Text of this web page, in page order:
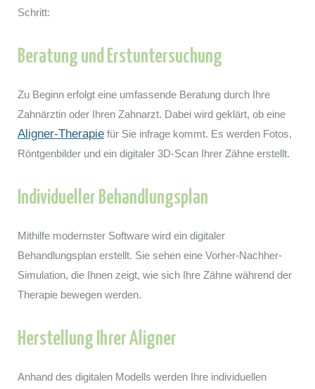
Schritt:
Beratung und Erstuntersuchung
Zu Beginn erfolgt eine umfassende Beratung durch Ihre
Zahnärztin oder Ihren Zahnarzt. Dabei wird geklärt, ob eine
Aligner-Therapie für Sie infrage kommt. Es werden Fotos,
Röntgenbilder und ein digitaler 3D-Scan Ihrer Zähne erstellt.
Individueller Behandlungsplan
Mithilfe modernster Software wird ein digitaler
Behandlungsplan erstellt. Sie sehen eine Vorher-Nachher-
Simulation, die Ihnen zeigt, wie sich Ihre Zähne während der
Therapie bewegen werden.
Herstellung Ihrer Aligner
Anhand des digitalen Modells werden Ihre individuellen